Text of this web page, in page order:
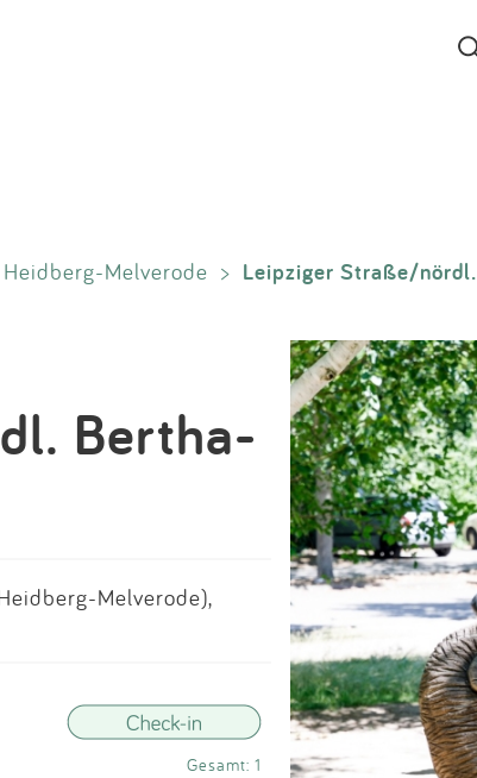
App
Blog
Partner
Kontakt
Impressum
Anmelden
Heidberg-Melverode > Leipziger Straße/
Bertha-
Melverode),
Gesamt: 1